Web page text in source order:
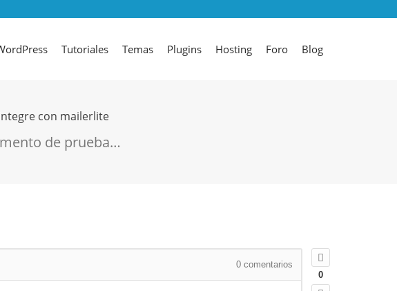
Tutoriales Temas Plugins Hosting Foro Blog
con mailerlite
de prueba…
0
0 comentarios